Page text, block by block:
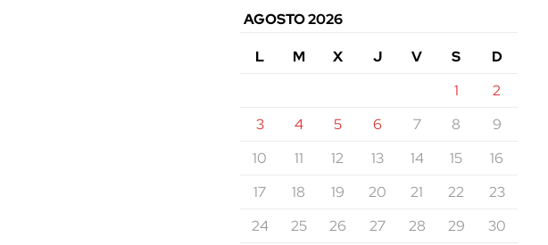
AGOSTO 2026
L
M X J V S
D
1
2
3
4 5 6 7 8
9
10
11 12 13 14 15
16
17
18 19 20 21 22
23
24
25 26 27 28 29
30